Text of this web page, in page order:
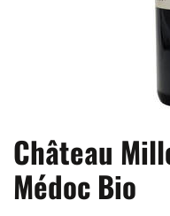
Château
Médoc Bio